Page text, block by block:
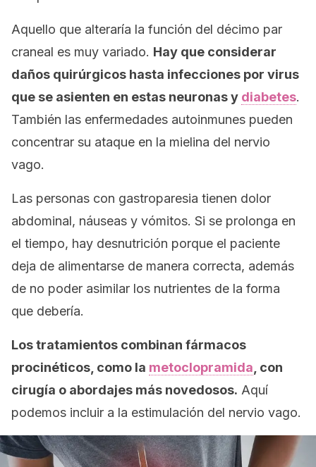
Aquello que alteraría la función del décimo par
craneal es muy variado. Hay que considerar
daños quirúrgicos hasta infecciones por virus
que se asienten en estas neuronas y diabetes.
También las enfermedades autoinmunes pueden
concentrar su ataque en la mielina del nervio
vago.
Las personas con gastroparesia tienen dolor
abdominal, náuseas y vómitos. Si se prolonga en
el tiempo, hay desnutrición porque el paciente
deja de alimentarse de manera correcta, además
de no poder asimilar los nutrientes de la forma
que debería.
Los tratamientos combinan fármacos
procinéticos, como la metoclopramida , con
cirugía o abordajes más novedosos. Aquí
podemos incluir a la estimulación del nervio vago.